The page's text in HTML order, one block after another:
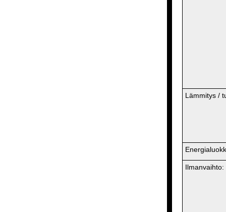
Lämmitys /
Ilmanvaihto: